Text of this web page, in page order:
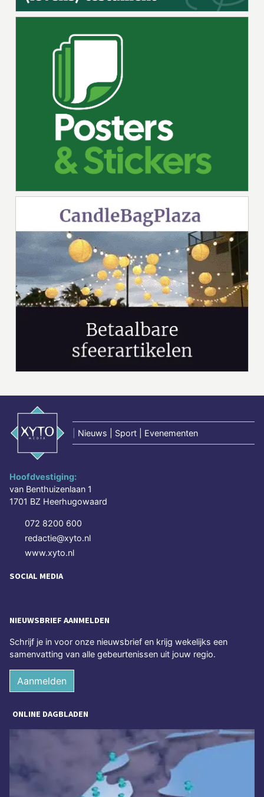
Nieuws | Sport | Evenementen
Hoofdvestiging:
van Benthuizenlaan 1
1701 BZ Heerhugowaard
072 8200 600
redactie@xyto.nl
www.xyto.nl
SOCIAL MEDIA
NIEUWSBRIEF AANMELDEN
Schrijf je in voor onze nieuwsbrief en krijg wekelijks een
samenvatting van alle gebeurtenissen uit jouw regio.
Aanmelden
ONLINE DAGBLADEN